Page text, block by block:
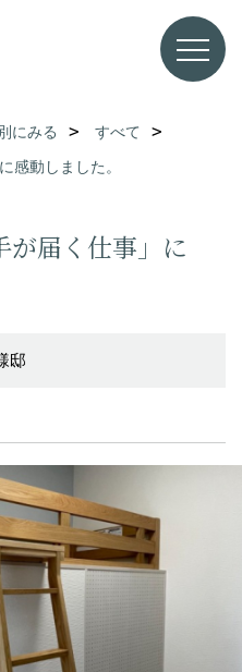
にみる
すべて
感動しました。
が届く仕事」に
邸